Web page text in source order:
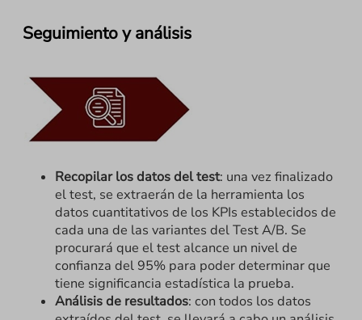
Seguimiento y análisis
Recopilar los datos del test: una vez finalizado
el test, se extraerán de la herramienta los
datos cuantitativos de los KPIs establecidos de
cada una de las variantes del Test A/B. Se
procurará que el test alcance un nivel de
confianza del 95% para poder determinar que
tiene significancia estadística la prueba.
Análisis de resultados: con todos los datos